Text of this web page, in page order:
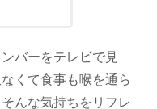
バーをテレビで見
くて食事も喉を通ら
んな気持ちをリフレ